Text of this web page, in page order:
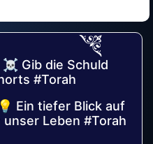
☠️ Gib die Schuld
#Torah
Ein tiefer Blick auf
Leben #Torah